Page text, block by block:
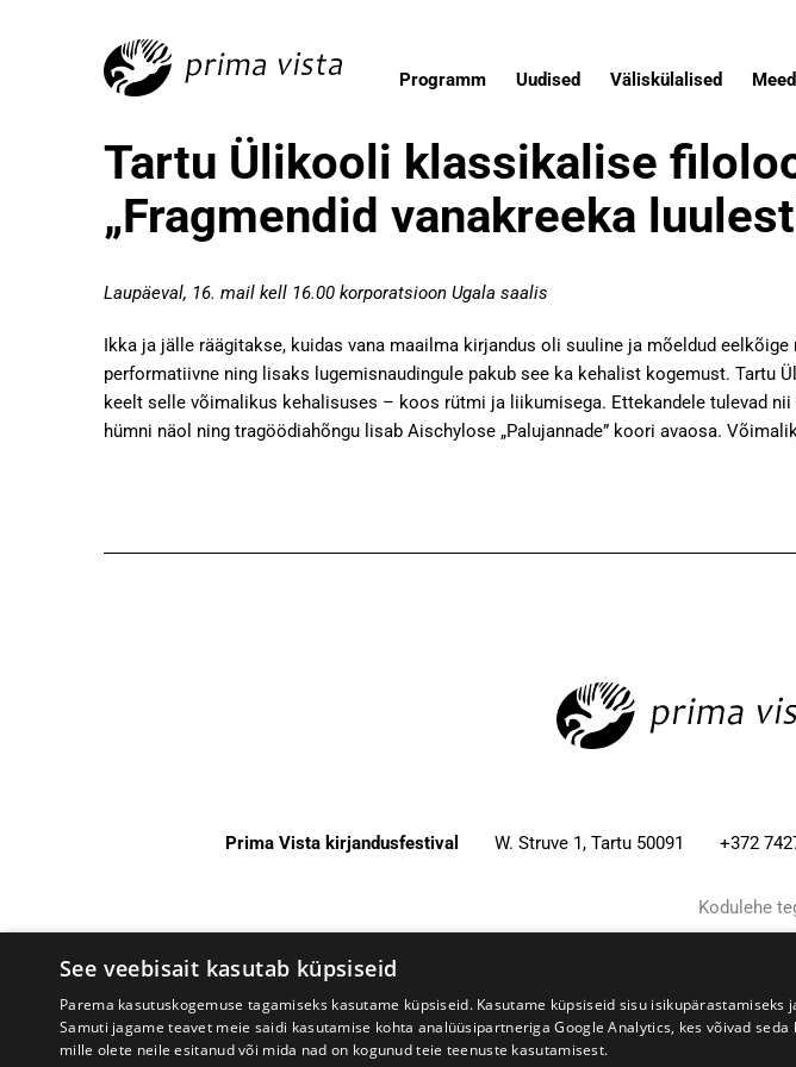
Programm Uudised Väliskülalised
Tartu Ülikooli klassikalise
„Fragmendid vanakreeka
Laupäeval, 16. mail kell 16.00 korporatsioon Ugala saalis
Ikka ja jälle räägitakse, kuidas vana maailma kirjandus oli suuline ja mõeldud
performatiivne ning lisaks lugemisnaudingule pakub see ka kehalist kogemust.
keelt selle võimalikus kehalisuses – koos rütmi ja liikumisega. Ettekandele tulevad
hümni näol ning tragöödiahõngu lisab Aischylose „Palujannade” koori avaosa.
Prima Vista kirjandusfestival W. Struve 1, Tartu 50091 +372
Kodulehe
See veebisait kasutab küpsiseid
Parema kasutuskogemuse tagamiseks kasutame küpsiseid. Kasutame küpsiseid sisu isikupärastamiseks
Samuti jagame teavet meie saidi kasutamise kohta analüüsipartneriga Google Analytics, kes võivad
mille olete neile esitanud või mida nad on kogunud teie teenuste kasutamisest.